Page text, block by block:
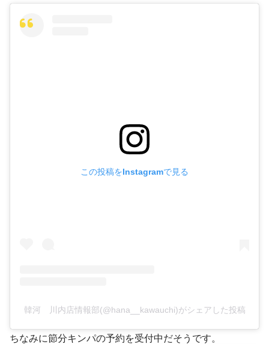
この投稿をInstagramで見る
韓河 川内店情報部(@hana__kawauchi)がシェアした投稿
ちなみに節分キンパの予約を受付中だそうです。